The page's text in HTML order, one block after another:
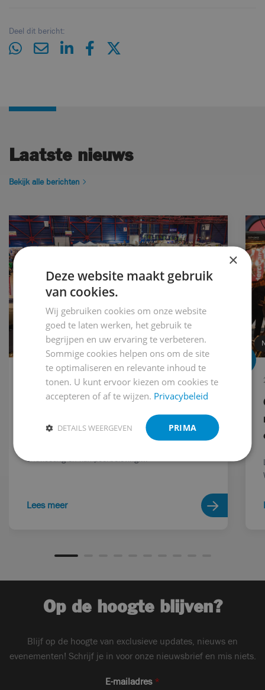
Deel dit bericht:
Laatste nieuws
Bekijk alle berichten
NIEUWS
6 maart 2026
Bekijk de aftermovie van Caravana
ontmoeting en kampeerbeleving....
Lees meer
Op de hoogte blijven?
Blijf op de hoogte van exclusieve updates, nieuws en
evenementen! Schrijf je in voor onze nieuwsbrief en mis niets.
E-mailadres*
×
Deze website maakt gebruik
van cookies.
Wij gebruiken cookies om onze website
goed te laten werken, het gebruik te
begrijpen en uw ervaring te verbeteren.
Sommige cookies helpen ons om de site
te optimaliseren en relevante inhoud te
tonen. U kunt ervoor kiezen om cookies te
accepteren of af te wijzen. Privacybeleid
PRIMA
DETAILS WEERGEVEN